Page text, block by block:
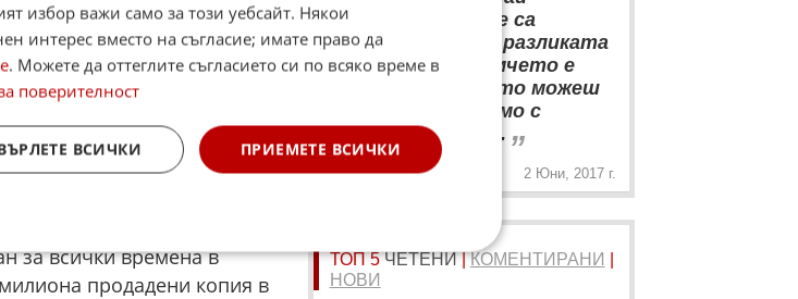
китаристите Слаш и
Адлър – така
клубната сцена в Лос
компания Geffen
for Destruction“.
през следващата година
на
за всички времена в
продадени копия в
вероятно това не са
вашите деца. А и разликата
между мъжа и момчето е
само една: момчето можеш
да го оставиш само с
детегледачката... „
2 Юни, 2017 г.
ТОП 5ЧЕТЕНИ|КОМЕНТИРАНИ
НОВИ
избор важи само за този уебсайт. Някои
интерес вместо на съгласие; имате право да
. Можете да оттеглите съгласието си по всяко време в
поверителност
ПРИЕМЕТЕ ВСИЧКИ
ВСИЧКИ